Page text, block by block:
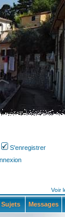
S'enregistrer
Voir
Sujets Messages